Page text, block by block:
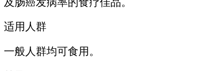
及肠癌发病率的食疗佳品。
适用人群
一般人群均可食用。